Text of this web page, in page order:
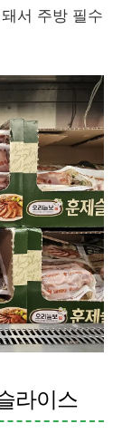
서 주방 필수
라이스